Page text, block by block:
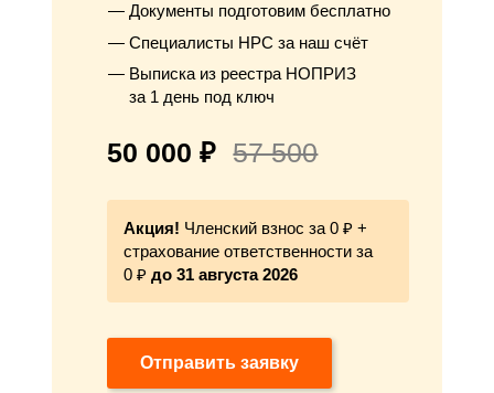
Документы подготовим бесплатно
Специалисты НРС за наш счёт
Выписка из реестра НОПРИЗ
за 1 день под ключ
50 000 ₽ 57 500
Акция! Членский взнос за 0 ₽ +
страхование ответственности за
0 ₽до 31 августа 2026
Отправить заявку